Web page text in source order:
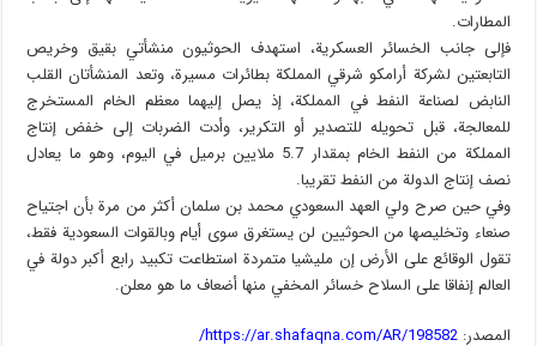
المطارات.
فإلى جانب الخسائر العسكرية، استهدف الحوثيون منشأتي بقيق وخريص
التابعتين لشركة أرامكو شرقي المملكة بطائرات مسيرة، وتعد المنشأتان القلب
النابض لصناعة النفط في المملكة، إذ يصل إليهما معظم الخام المستخرج
للمعالجة، قبل تحويله للتصدير أو التكرير، وأدت الضربات إلى خفض إنتاج
المملكة من النفط الخام بمقدار 5.7 ملايين برميل في اليوم، وهو ما يعادل
نصف إنتاج الدولة من النفط تقريبا.
وفي حين صرح ولي العهد السعودي محمد بن سلمان أكثر من مرة بأن اجتياح
صنعاء وتخليصها من الحوثيين لن يستغرق سوى أيام وبالقوات السعودية فقط،
تقول الوقائع على الأرض إن مليشيا متمردة استطاعت تكبيد رابع أكبر دولة في
العالم إنفاقا على السلاح خسائر المخفي منها أضعاف ما هو معلن.
المصدر:https://ar.shafaqna.com/AR/198582/